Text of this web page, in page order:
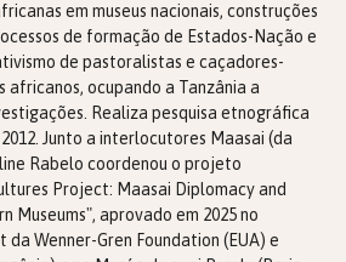
em museus nacionais, construções
de formação de Estados-Nação e
de pastoralistas e caçadores-
ocupando a Tanzânia a
Realiza pesquisa etnográfica
Junto a interlocutores Maasai (da
Rabelo coordenou o projeto
Project: Maasai Diplomacy and
Museums", aprovado em 2025 no
da Wenner-Gren Foundation (EUA) e